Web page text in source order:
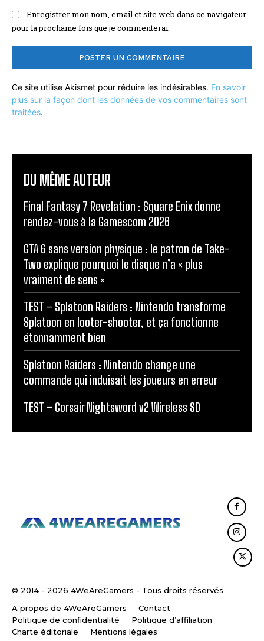
Enregistrer mon nom, email et site web dans ce navigateur
pour la prochaine fois que je commenterai.
Ce site utilise Akismet pour réduire les indésirables. En savoir
plus sur la façon dont les données de vos commentaires sont
traitées.
DU MÊME AUTEUR
Final Fantasy 7 Revelation : Square Enix donne
rendez-vous à la Gamescom 2026
GTA 6 sans version physique : le patron de Take-
Two explique pourquoi le disque n’a « plus
vraiment de sens »
TEST – Splatoon Raiders : Nintendo transforme
Splatoon en looter-shooter, et ça fonctionne
étonnamment bien
Splatoon Raiders : Nintendo change une
commande qui induisait les joueurs en erreur
TEST – Corsair Nightsword v2 Wireless SD
© 2014 - 2026 4WeAreGamers - Tous droits réservés
A propos de 4WeAreGamers
Contact
Politique de confidentialité
Politique d’affiliation
Charte éditoriale
Mentions légales